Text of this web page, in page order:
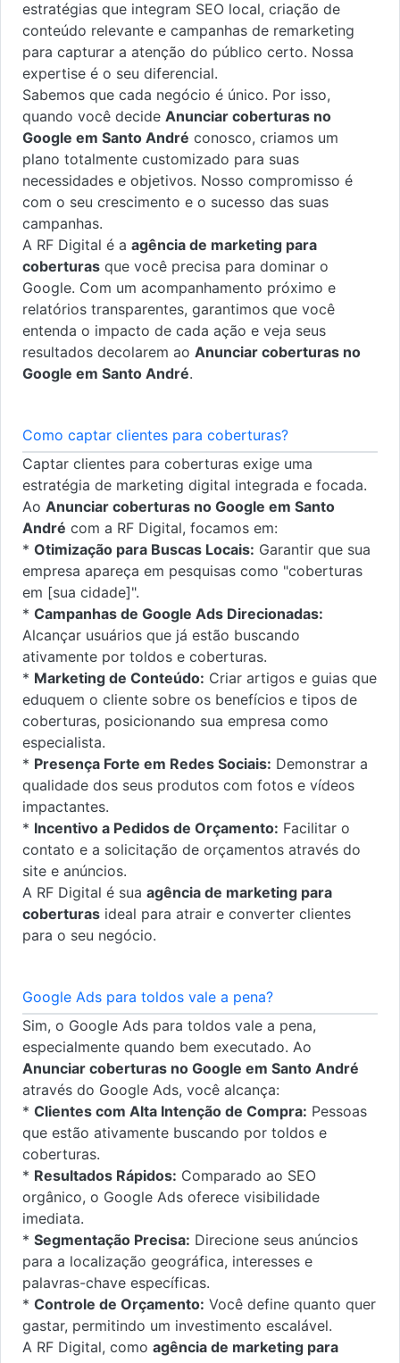
estratégias que integram SEO local, criação de
conteúdo relevante e campanhas de remarketing
para capturar a atenção do público certo. Nossa
expertise é o seu diferencial.
Sabemos que cada negócio é único. Por isso,
quando você decide Anunciar coberturas no
Google em Santo André conosco, criamos um
plano totalmente customizado para suas
necessidades e objetivos. Nosso compromisso é
com o seu crescimento e o sucesso das suas
campanhas.
A RF Digital é a agência de marketing para
coberturas que você precisa para dominar o
Google. Com um acompanhamento próximo e
relatórios transparentes, garantimos que você
entenda o impacto de cada ação e veja seus
resultados decolarem ao Anunciar coberturas no
Google em Santo André.
Como captar clientes para coberturas?
Captar clientes para coberturas exige uma
estratégia de marketing digital integrada e focada.
Ao Anunciar coberturas no Google em Santo
André com a RF Digital, focamos em:
* Otimização para Buscas Locais: Garantir que sua
empresa apareça em pesquisas como "coberturas
em [sua cidade]".
* Campanhas de Google Ads Direcionadas:
Alcançar usuários que já estão buscando
ativamente por toldos e coberturas.
* Marketing de Conteúdo: Criar artigos e guias que
eduquem o cliente sobre os benefícios e tipos de
coberturas, posicionando sua empresa como
especialista.
* Presença Forte em Redes Sociais: Demonstrar a
qualidade dos seus produtos com fotos e vídeos
impactantes.
* Incentivo a Pedidos de Orçamento: Facilitar o
contato e a solicitação de orçamentos através do
site e anúncios.
A RF Digital é sua agência de marketing para
coberturas ideal para atrair e converter clientes
para o seu negócio.
Google Ads para toldos vale a pena?
Sim, o Google Ads para toldos vale a pena,
especialmente quando bem executado. Ao
Anunciar coberturas no Google em Santo André
através do Google Ads, você alcança:
* Clientes com Alta Intenção de Compra: Pessoas
que estão ativamente buscando por toldos e
coberturas.
* Resultados Rápidos: Comparado ao SEO
orgânico, o Google Ads oferece visibilidade
imediata.
* Segmentação Precisa: Direcione seus anúncios
para a localização geográfica, interesses e
palavras-chave específicas.
* Controle de Orçamento: Você define quanto quer
gastar, permitindo um investimento escalável.
A RF Digital, como agência de marketing para